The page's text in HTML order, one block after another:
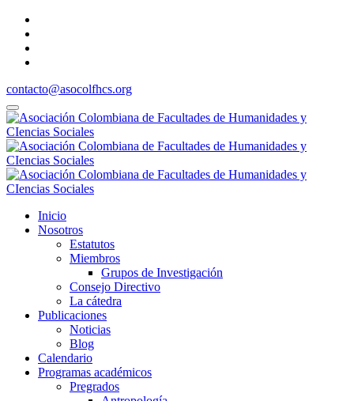
contacto@asocolfhcs.org
Inicio
Nosotros
Estatutos
Miembros
Grupos de Investigación
Consejo Directivo
La cátedra
Publicaciones
Noticias
Blog
Calendario
Programas académicos
Pregrados